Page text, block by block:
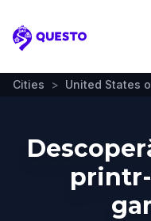
Questo
Cities > United States